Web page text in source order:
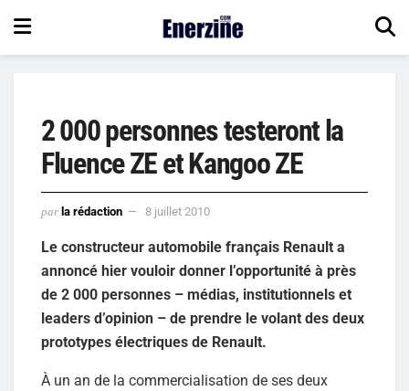
2 000 personnes testeront la
Fluence ZE et Kangoo ZE
par la rédaction 8 juillet 2010
Le constructeur automobile français Renault a
annoncé hier vouloir donner l’opportunité à près
de 2 000 personnes – médias, institutionnels et
leaders d’opinion – de prendre le volant des deux
prototypes électriques de Renault.
À un an de la commercialisation de ses deux